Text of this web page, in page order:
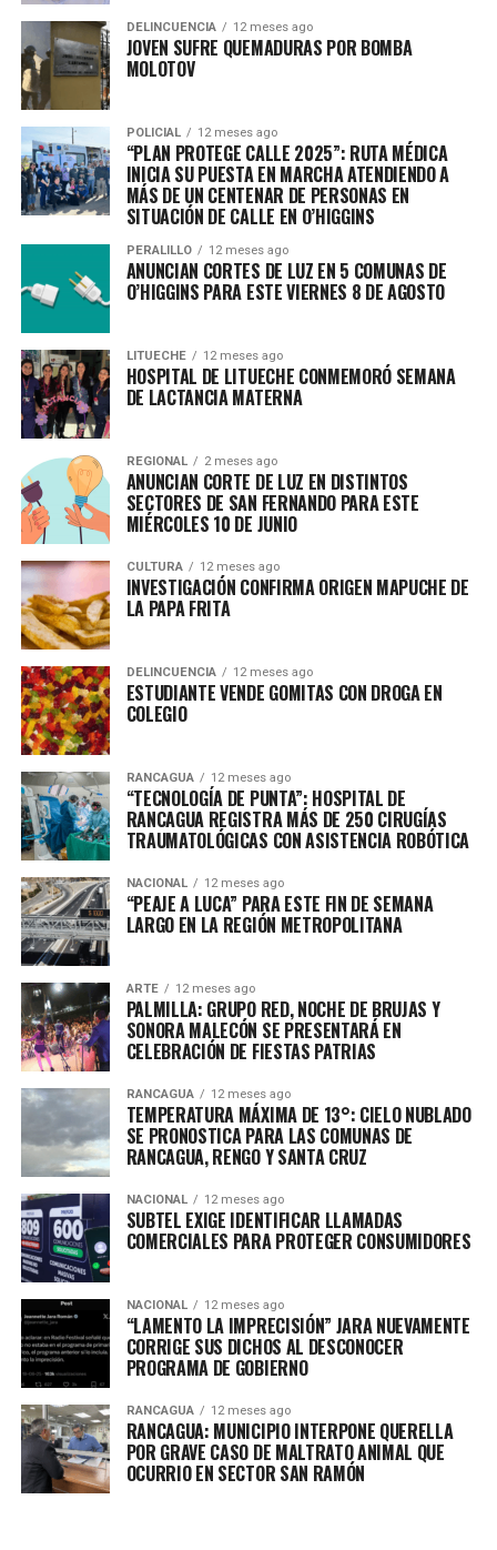
DELINCUENCIA 12 meses ago
JOVEN SUFRE QUEMADURAS POR BOMBA
MOLOTOV
POLICIAL 12 meses ago
“PLAN PROTEGE CALLE 2025”: RUTA MÉDICA
INICIA SU PUESTA EN MARCHA ATENDIENDO A
MÁS DE UN CENTENAR DE PERSONAS EN
SITUACIÓN DE CALLE EN O’HIGGINS
PERALILLO 12 meses ago
ANUNCIAN CORTES DE LUZ EN 5 COMUNAS DE
O’HIGGINS PARA ESTE VIERNES 8 DE AGOSTO
LITUECHE 12 meses ago
HOSPITAL DE LITUECHE CONMEMORÓ SEMANA
DE LACTANCIA MATERNA
REGIONAL 2 meses ago
ANUNCIAN CORTE DE LUZ EN DISTINTOS
SECTORES DE SAN FERNANDO PARA ESTE
MIÉRCOLES 10 DE JUNIO
CULTURA 12 meses ago
INVESTIGACIÓN CONFIRMA ORIGEN MAPUCHE DE
LA PAPA FRITA
DELINCUENCIA 12 meses ago
ESTUDIANTE VENDE GOMITAS CON DROGA EN
COLEGIO
RANCAGUA 12 meses ago
“TECNOLOGÍA DE PUNTA”: HOSPITAL DE
RANCAGUA REGISTRA MÁS DE 250 CIRUGÍAS
TRAUMATOLÓGICAS CON ASISTENCIA ROBÓTICA
NACIONAL 12 meses ago
“PEAJE A LUCA” PARA ESTE FIN DE SEMANA
LARGO EN LA REGIÓN METROPOLITANA
ARTE 12 meses ago
PALMILLA: GRUPO RED, NOCHE DE BRUJAS Y
SONORA MALECÓN SE PRESENTARÁ EN
CELEBRACIÓN DE FIESTAS PATRIAS
RANCAGUA 12 meses ago
TEMPERATURA MÁXIMA DE 13°: CIELO NUBLADO
SE PRONOSTICA PARA LAS COMUNAS DE
RANCAGUA, RENGO Y SANTA CRUZ
NACIONAL 12 meses ago
SUBTEL EXIGE IDENTIFICAR LLAMADAS
COMERCIALES PARA PROTEGER CONSUMIDORES
NACIONAL 12 meses ago
“LAMENTO LA IMPRECISIÓN” JARA NUEVAMENTE
CORRIGE SUS DICHOS AL DESCONOCER
PROGRAMA DE GOBIERNO
RANCAGUA 12 meses ago
RANCAGUA: MUNICIPIO INTERPONE QUERELLA
POR GRAVE CASO DE MALTRATO ANIMAL QUE
OCURRIO EN SECTOR SAN RAMÓN